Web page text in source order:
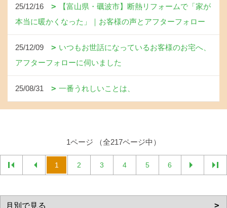
25/12/16
【富山県・礪波市】断熱リフォームで「家が
本当に暖かくなった」｜お客様の声とアフターフォロー
25/12/09
いつもお世話になっているお客様のお宅へ、
アフターフォローに伺いました
25/08/31 一番うれしいことは、
1ページ （全217ページ中）
1 2 3 4 5 6